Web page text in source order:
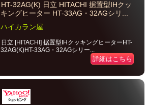
HT-32AG(K) 日立 HITACHI 据置型IHクッ
キングヒーター HT-33AG・32AGシリ...
ハイカラン屋
日立 [HITACHI] 据置型IHクッキングヒーターHT-
32AG(K)HT-33AG・32AGシリー...
詳細はこちら